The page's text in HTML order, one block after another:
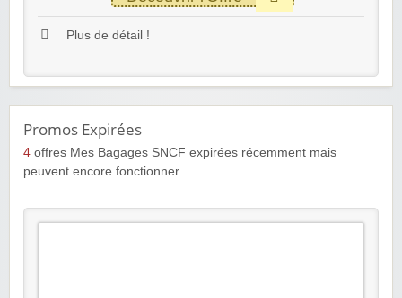
Plus de détail !
Promos Expirées
4 offres Mes Bagages SNCF expirées récemment mais
peuvent encore fonctionner.